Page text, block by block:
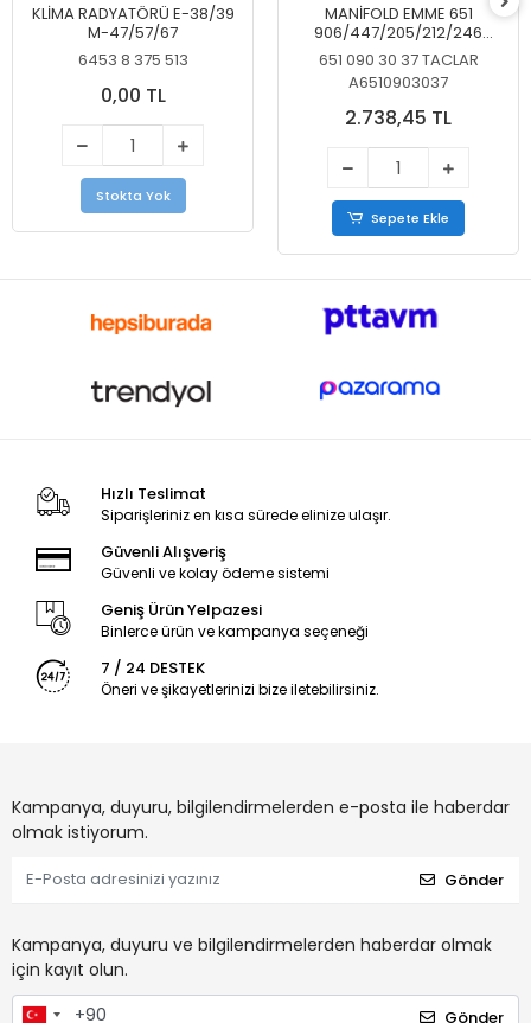
KLİMA RADYATÖRÜ E-38/39
M-47/57/67
6453 8 375 513
0,00 TL
Stokta Yok
MANİFOLD EMME 651
906/447/205/212/246
KELEBEKSİZ
651 090 30 37 TACLAR
A6510903037
2.738,45 TL
Sepete Ekle
Hızlı Teslimat
Siparişleriniz en kısa sürede elinize ulaşır.
Güvenli Alışveriş
Güvenli ve kolay ödeme sistemi
Geniş Ürün Yelpazesi
Binlerce ürün ve kampanya seçeneği
7 / 24 DESTEK
Öneri ve şikayetlerinizi bize iletebilirsiniz.
Kampanya, duyuru, bilgilendirmelerden e-posta ile haberdar
olmak istiyorum.
Gönder
Kampanya, duyuru ve bilgilendirmelerden haberdar olmak
için kayıt olun.
Gönder